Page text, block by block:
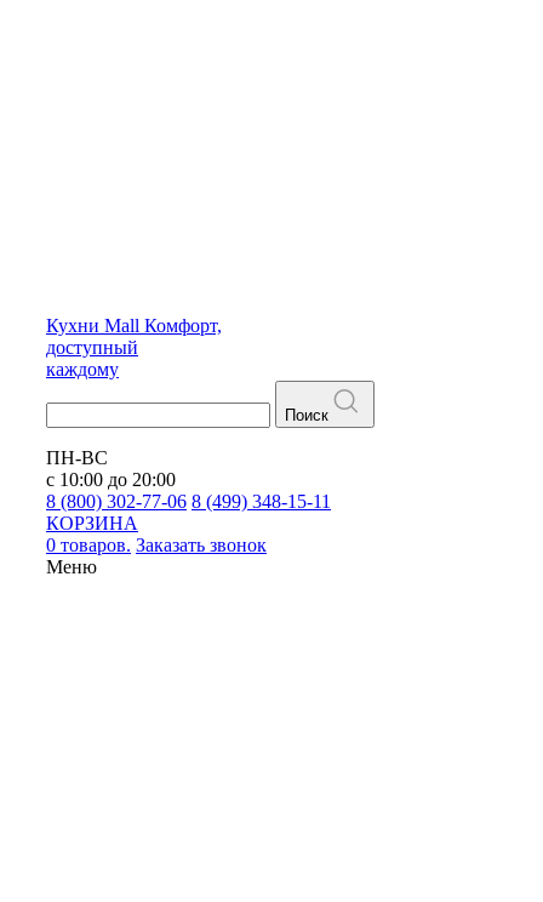
Кухни Mall Комфорт,
доступный
каждому
Поиск
ПН-ВС
с 10:00 до 20:00
8 (800) 302-77-06 8 (499) 348-15-11
КОРЗИНА
0 товаров. Заказать звонок
Меню